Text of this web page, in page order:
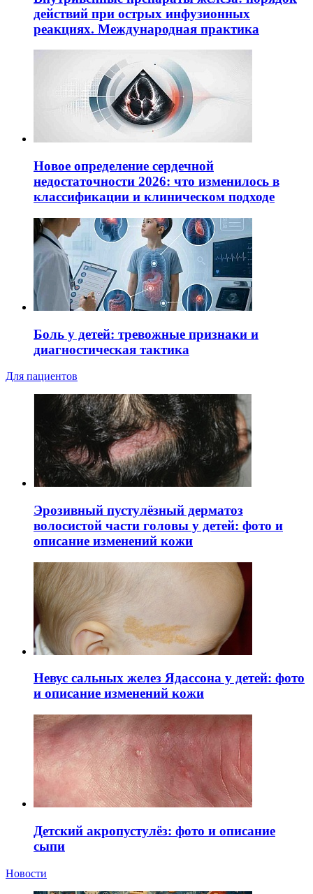
действий при острых инфузионных
реакциях. Международная практика
Новое определение сердечной
недостаточности 2026: что изменилось в
классификации и клиническом подходе
Боль у детей: тревожные признаки и
диагностическая тактика
Для пациентов
Эрозивный пустулёзный дерматоз
волосистой части головы у детей: фото и
описание изменений кожи
Невус сальных желез Ядассона у детей: фото
и описание изменений кожи
Детский акропустулёз: фото и описание
сыпи
Новости